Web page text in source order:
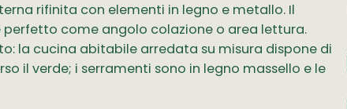
rifinita con elementi in legno e metallo. Il
come angolo colazione o area lettura.
la cucina abitabile arredata su misura dispone di
il verde; i serramenti sono in legno massello e le